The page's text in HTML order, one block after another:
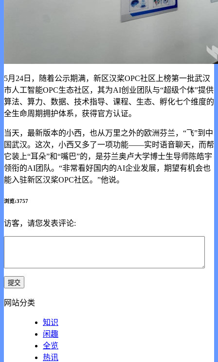
5月24日，随着公示期满，新区汉桨OPC社区上榜第一批武汉
市人工智能OPC生态社区，其为AI创业团队与“超级个体”提供
算法、算力、数据、技术指导、课程、生态、孵化七个维度的
全生命周期拥护体系，获得官方认证。
当天，最新版本的小西，也从万里之外的欧洲芬兰，“飞”到中
国武汉。这次，小西又多了一项功能——实时语音聊天，而帮
它装上“耳朵”和“嘴巴”的，是芬兰奥卢大学博士生导师陈皓宇
领衔的AI团队。“非常看好国内的AI企业发展，期望有机会也
能入驻新区汉桨OPC社区。”他说。
浏览:3757
访客，请您发表评论:
网站分类
知识
闲趣
全览
热讯